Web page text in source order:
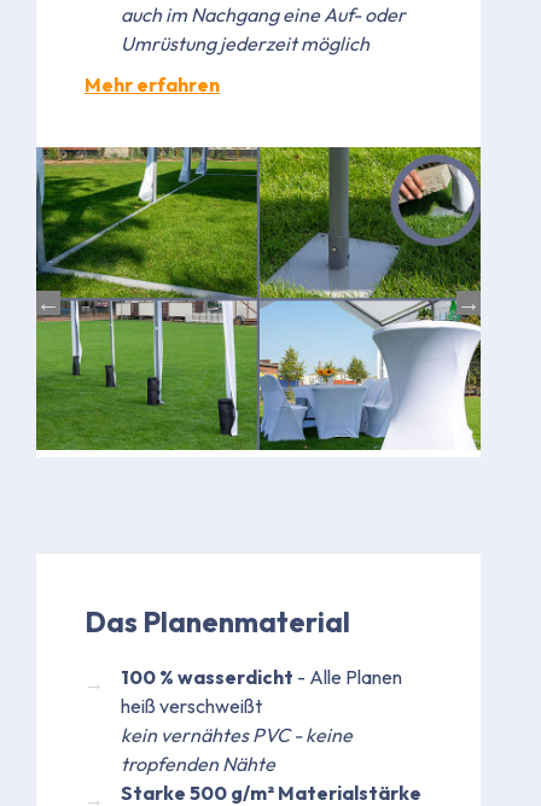
auch im Nachgang eine Auf- oder
Umrüstung jederzeit möglich
Mehr erfahren
Das Planenmaterial
100 % wasserdicht - Alle Planen
heiß verschweißt
kein vernähtes PVC - keine
tropfenden Nähte
Starke 500 g/m² Materialstärke